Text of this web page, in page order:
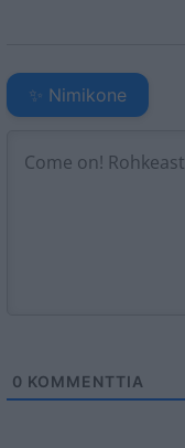
✨ Nimikone
0 KOMMENTTIA